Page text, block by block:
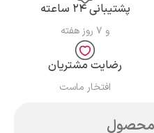
پشتیبانی ۲۴ ساعته
و ۷ روز هفته
رضایت مشتریان
افتخار ماست